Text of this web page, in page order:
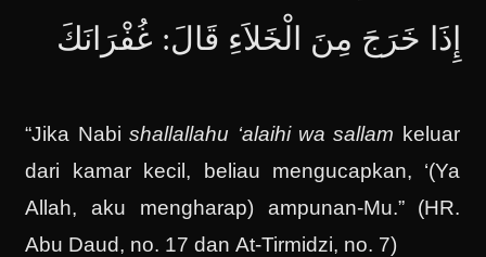
إِذَا خَرَجَ مِنَ الْخَلاَءِ قَالَ: غُفْرَانَكَ
“Jika Nabishallallahu ‘alaihi wa sallam keluar
dari kamar kecil, beliau mengucapkan, ‘(Ya
Allah, aku mengharap) ampunan-Mu.” (HR.
Abu Daud, no. 17 dan At-Tirmidzi, no. 7)